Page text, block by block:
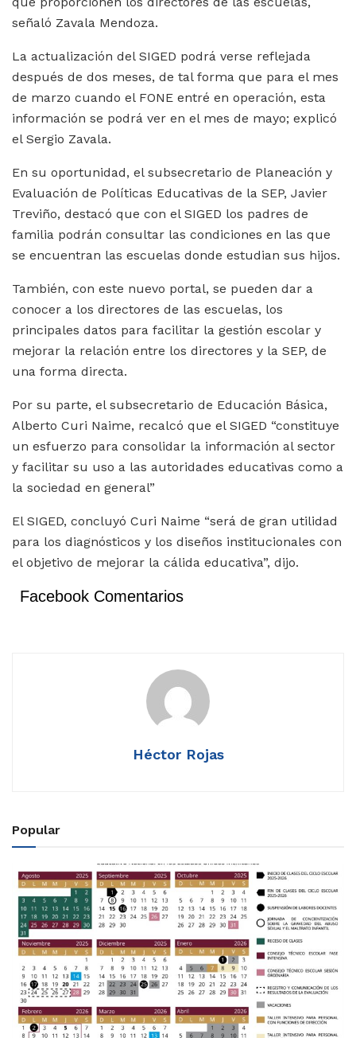
señaló Zavala Mendoza.
La actualización del SIGED podrá verse reflejada
después de dos meses, de tal forma que para el mes
de marzo cuando el FONE entré en operación, esta
información se podrá ver en el mes de mayo; explicó
el Sergio Zavala.
En su oportunidad, el subsecretario de Planeación y
Evaluación de Políticas Educativas de la SEP, Javier
Treviño, destacó que con el SIGED los padres de
familia podrán consultar las condiciones en las que
se encuentran las escuelas donde estudian sus hijos.
También, con este nuevo portal, se pueden dar a
conocer a los directores de las escuelas, los
principales datos para facilitar la gestión escolar y
mejorar la relación entre los directores y la SEP, de
una forma directa.
Por su parte, el subsecretario de Educación Básica,
Alberto Curi Naime, recalcó que el SIGED “constituye
un esfuerzo para consolidar la información al sector
y facilitar su uso a las autoridades educativas como a
la sociedad en general”
El SIGED, concluyó Curi Naime “será de gran utilidad
para los diagnósticos y los diseños institucionales con
el objetivo de mejorar la cálida educativa”, dijo.
Facebook Comentarios
Héctor Rojas
Popular